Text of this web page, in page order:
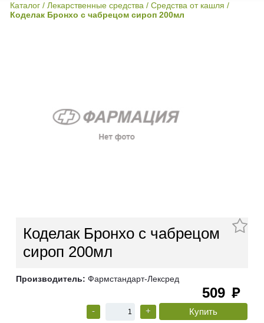
Каталог / Лекарственные средства / Средства от кашля /
Коделак Бронхо с чабрецом сироп 200мл
Коделак Бронхо с чабрецом
сироп 200мл
Производитель: Фармстандарт-Лексред
509 руб
- +